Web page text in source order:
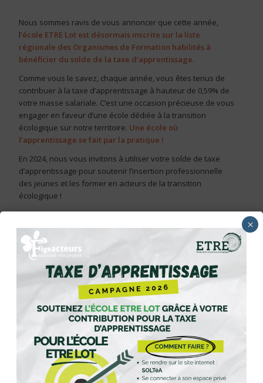
Nous sommes ravis de vous annoncer que cette année,
l’école ETRE Lot est désormais inscrite sur la liste
régionale des Organismes de Formation habilités à
bénéficier du solde de la taxe d’apprentissage.
Comme vous le savez, chaque année, vous êtes tenus de
contribuer à la taxe d’apprentissage à hauteur de 0,59% de
votre masse salariale. C’est une occasion précieuse de vous
engager en faveur d’une école dédiée à la transition
écologique sur notre territoire. Une école où
l’apprentissage se fait par la pratique !
En 2024, nous vous invitons à utiliser votre solde de taxe
d’apprentissage pour soutenir l’insertion professionnelle
des jeunes et les former en acteurs de la transition
écologique !
Pour nous soutenir, c’est assez simple :
Rendez-vous sur la plateforme officielle
dédiée à la répartition de la taxe d’apprentissage.
Connectez-vous à votre espace privé « Entreprise
assujettie » en utilisant vos identifiants Net-Entreprises.
Recherchez notre école en saisissant « Figeacteurs » ou
notre numéro SIRET : 81505895300028.
×